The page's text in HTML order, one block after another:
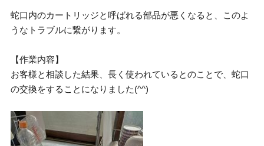
蛇口内のカートリッジと呼ばれる部品が悪くなると、このよ
うなトラブルに繋がります。
【作業内容】
お客様と相談した結果、長く使われているとのことで、蛇口
の交換をすることになりました(^^)